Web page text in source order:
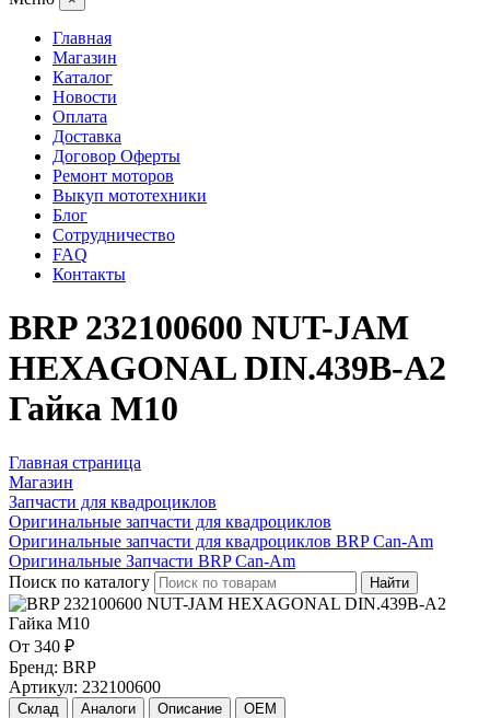
Главная
Магазин
Каталог
Новости
Оплата
Доставка
Договор Оферты
Ремонт моторов
Выкуп мототехники
Блог
Сотрудничество
FAQ
Контакты
BRP 232100600 NUT-JAM
HEXAGONAL DIN.439B-A2
Гайка M10
Главная страница
Магазин
Запчасти для квадроциклов
Оригинальные запчасти для квадроциклов
Оригинальные запчасти для квадроциклов BRP Can-Am
Оригинальные Запчасти BRP Can-Am
Поиск по каталогу
Найти
От 340 ₽
Бренд: BRP
Артикул: 232100600
Склад Аналоги Описание OEM